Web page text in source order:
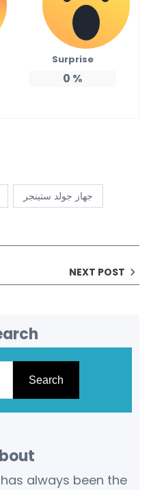
Surprise
0 %
جهاز جولد ستينجر
NEXT POST
Search
always been the